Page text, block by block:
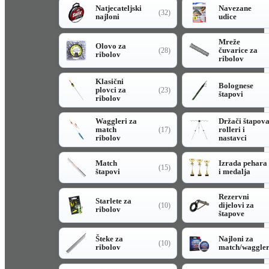
Natjecateljski
najloni
(32)
Navezane
udice
Olovo za
ribolov
(28)
Mreže
čuvarice za
ribolov
Klasični
plovci za
ribolov
(23)
Bolognese
štapovi
Waggleri za
match
ribolov
(17)
Držači štapova
rolleri i
nastavci
Match
štapovi
(15)
Izrada pehara
i medalja
Starlete za
ribolov
(10)
Rezervni
dijelovi za
štapove
Šteke za
ribolov
(10)
Najloni za
match/waggler